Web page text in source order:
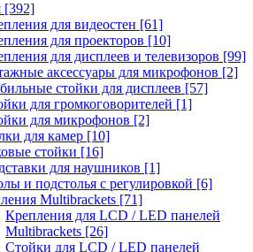
[392]
для видеостен [61]
для проекторов [10]
для дисплеев и телевизоров [99]
аксессуары для микрофонов [2]
стойки для дисплеев [57]
для громкоговорителей [1]
для микрофонов [2]
для камер [10]
стойки [16]
для наушников [1]
и подстолья с регулировкой [6]
Multibrackets [71]
Крепления для LCD / LED панелей
Multibrackets [26]
Стойки для LCD / LED панелей